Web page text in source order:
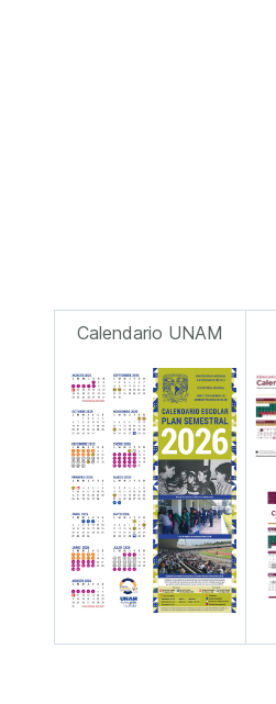
Calendario UNAM